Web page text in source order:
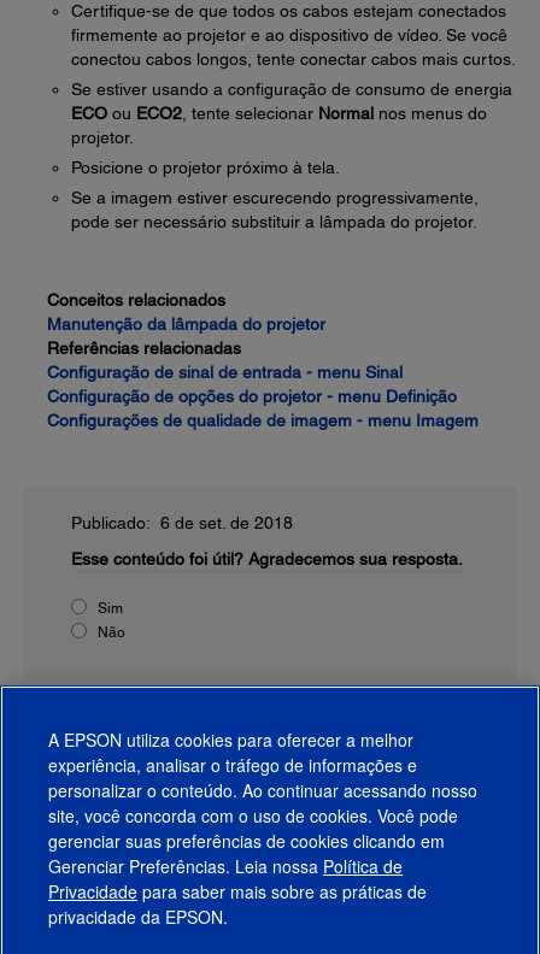
Certifique-se de que todos os cabos estejam conectados
firmemente ao projetor e ao dispositivo de vídeo. Se você
conectou cabos longos, tente conectar cabos mais curtos.
Se estiver usando a configuração de consumo de energia
ECO ou ECO2 , tente selecionar Normal nos menus do
projetor.
Posicione o projetor próximo à tela.
Se a imagem estiver escurecendo progressivamente,
pode ser necessário substituir a lâmpada do projetor.
Conceitos relacionados
Manutenção da lâmpada do projetor
Referências relacionadas
Configuração de sinal de entrada - menu Sinal
Configuração de opções do projetor - menu Definição
Configurações de qualidade de imagem - menu Imagem
Publicado: 6 de set. de 2018
Esse conteúdo foi útil? Agradecemos sua resposta.
Sim
Não
Produtos
Suporte
A EPSON utiliza cookies para oferecer a melhor
experiência, analisar o tráfego de informações e
personalizar o conteúdo. Ao continuar acessando nosso
site, você concorda com o uso de cookies. Você pode
gerenciar suas preferências de cookies clicando em
Gerenciar Preferências. Leia nossa Política de
Privacidade para saber mais sobre as práticas de
privacidade da EPSON.